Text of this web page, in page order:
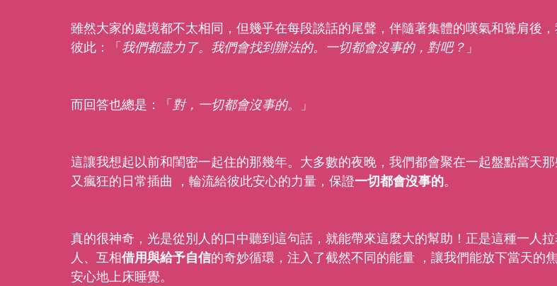
雖然大家的處境都不太相同，但幾乎在每段談話的尾聲，伴隨著集體的嘆氣和聳肩後，
彼此：「 我們都盡力了。我們會找到辦法的。一切都會沒事的，對吧？ 」
而回答也總是：「 對，一切都會沒事的。 」
這讓我想起以前和閨密一起住的那幾年。大多數的夜晚，我們都會聚在一起盤點當天
又瘋狂的日常插曲 ，輪流給彼此安心的力量，保證一切都會沒事的。
真的很神奇，光是從別人的口中聽到這句話，就能帶來這麼大的幫助！正是這種一人
人、互相借用與給予自信的奇妙循環，注入了截然不同的能量 ，讓我們能放下當天的焦
安心地上床睡覺。